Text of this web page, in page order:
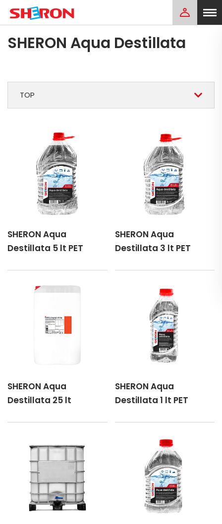
SHERON Aqua Destillata
TOP
SHERON Aqua
Destillata 5 lt PET
SHERON Aqua
Destillata 3 lt PET
SHERON Aqua
Destillata 25 lt
SHERON Aqua
Destillata 1 lt PET